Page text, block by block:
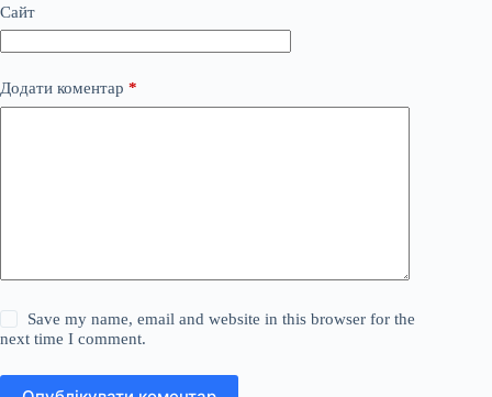
Сайт
Додати коментар *
Save my name, email and website in this browser for the
next time I comment.